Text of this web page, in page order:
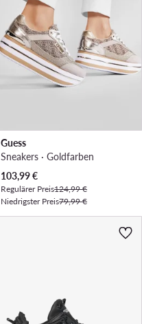
Guess
Sneakers · Goldfarben
Aktueller Preis
103,99€
Regulärer Preis124,99 €
Niedrigster Preis79,99 €